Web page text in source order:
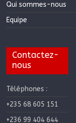
Qui sommes-nous
Equipe
Contactez-
nous
Téléphones :
+235 68 605 151
+236 99 404 644